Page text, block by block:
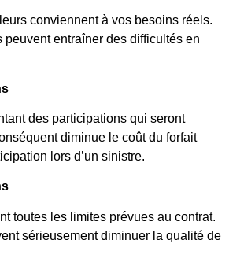
conviennent à vos besoins réels.
peuvent entraîner des difficultés en
des participations qui seront
diminue le coût du forfait
lors d’un sinistre.
toutes les limites prévues au contrat.
sérieusement diminuer la qualité de